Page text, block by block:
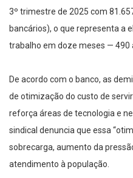
3º trimestre de 2025 com
bancários), o que representa a
trabalho em doze meses — 490
De acordo com o banco, as
de otimização do custo de
reforça áreas de tecnologia e
sindical denuncia que essa
sobrecarga, aumento da
atendimento à população.